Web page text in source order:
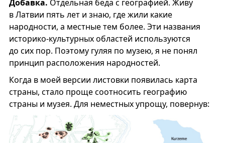
Добавка. Отдельная беда с географией. Живу
в Латвии пять лет и знаю, где жили какие
народности, а местные тем более. Эти названия
историко-культурных областей используются
до сих пор. Поэтому гуляя по музею, я не понял
принцип расположения народностей.
Когда в моей версии листовки появилась карта
страны, стало проще соотносить географию
страны и музея. Для неместных упрощу, повернув: